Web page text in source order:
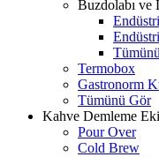
Buzdolabı ve
Termobox
Gastronorm
Tümünü Gör
Kahve Demleme
Pour Over
Cold Brew